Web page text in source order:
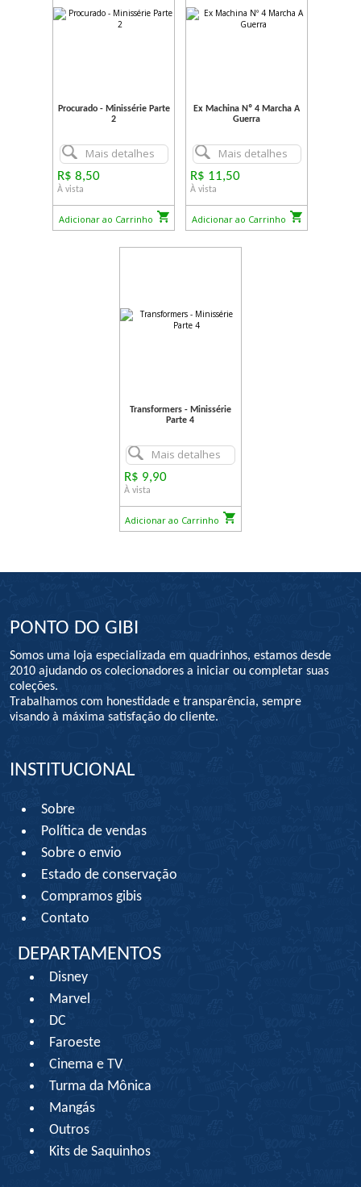
Procurado - Minissérie Parte
2
Mais detalhes
R$ 8,50
À vista
Adicionar ao Carrinho
Ex Machina Nº 4 Marcha A
Guerra
Mais detalhes
R$ 11,50
À vista
Adicionar ao Carrinho
Transformers - Minissérie
Parte 4
Mais detalhes
R$ 9,90
À vista
Adicionar ao Carrinho
PONTO DO GIBI
Somos uma loja especializada em quadrinhos, estamos desde
2010 ajudando os colecionadores a iniciar ou completar suas
coleções.
Trabalhamos com honestidade e transparência, sempre
visando à máxima satisfação do cliente.
INSTITUCIONAL
Sobre
Política de vendas
Sobre o envio
Estado de conservação
Compramos gibis
Contato
DEPARTAMENTOS
Disney
Marvel
DC
Faroeste
Cinema e TV
Turma da Mônica
Mangás
Outros
Kits de Saquinhos